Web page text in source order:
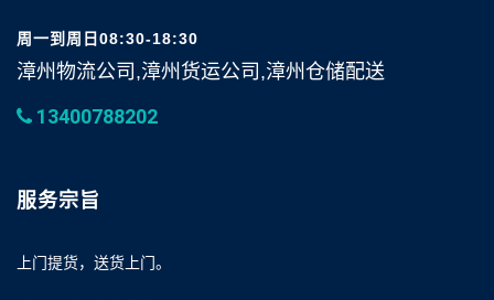
周一到周日08:30-18:30
漳州物流公司,漳州货运公司,漳州仓储配送
13400788202
服务宗旨
上门提货，送货上门。